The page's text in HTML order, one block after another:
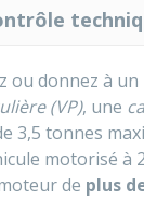
ou donnez à
(VP), une
3,5 tonnes
motorisé à
de plus